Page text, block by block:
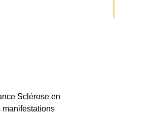
Sclérose en
manifestations